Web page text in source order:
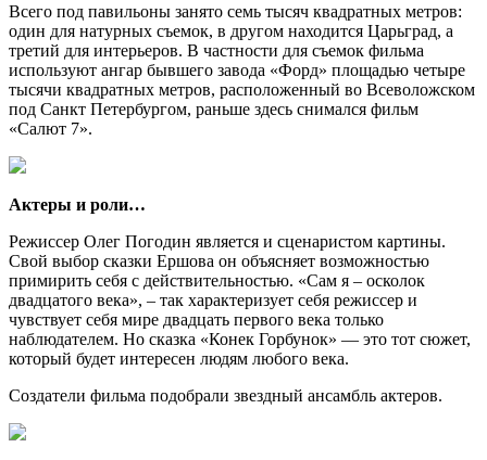
Всего под павильоны занято семь тысяч квадратных метров:
один для натурных съемок, в другом находится Царьград, а
третий для интерьеров. В частности для съемок фильма
используют ангар бывшего завода «Форд» площадью четыре
тысячи квадратных метров, расположенный во Всеволожском
под Санкт Петербургом, раньше здесь снимался фильм
«Салют 7».
Актеры и роли…
Режиссер Олег Погодин является и сценаристом картины.
Свой выбор сказки Ершова он объясняет возможностью
примирить себя с действительностью. «Сам я – осколок
двадцатого века», – так характеризует себя режиссер и
чувствует себя мире двадцать первого века только
наблюдателем. Но сказка «Конек Горбунок» — это тот сюжет,
который будет интересен людям любого века.
Создатели фильма подобрали звездный ансамбль актеров.